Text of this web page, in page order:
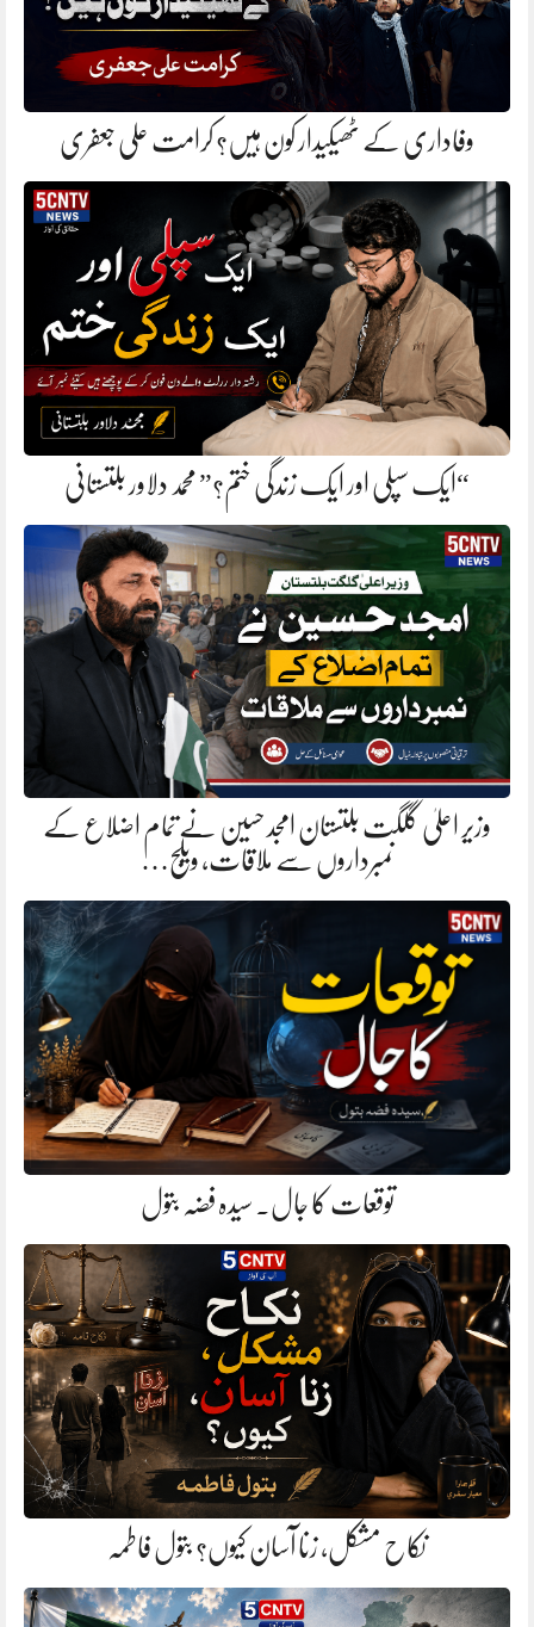
وفاداری کے ٹھیکیدار کون ہیں؟ کرامت علی جعفری
“ایک سپلی اور ایک زندگی ختم؟” محمد دلاور بلتستانی
وزیر اعلیٰ گلگت بلتستان امجد حسین نے تمام اضلاع کے
نمبرداروں سے ملاقات، ویلج…
توقعات کا جال. سیدہ فضہ بتول
نکاح مشکل، زنا آسان کیوں؟ بتول فاطمہ